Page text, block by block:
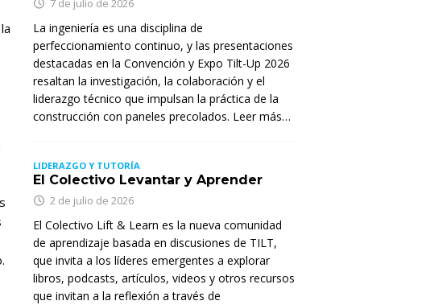
7 de julio de 2026
La ingeniería es una disciplina de
perfeccionamiento continuo, y las presentaciones
destacadas en la Convención y Expo Tilt-Up 2026
resaltan la investigación, la colaboración y el
liderazgo técnico que impulsan la práctica de la
construcción con paneles precolados. Leer más…
LIDERAZGO Y TUTORÍA
El Colectivo Levantar y Aprender
2 de julio de 2026
El Colectivo Lift & Learn es la nueva comunidad
de aprendizaje basada en discusiones de TILT,
que invita a los líderes emergentes a explorar
libros, podcasts, artículos, videos y otros recursos
que invitan a la reflexión a través de